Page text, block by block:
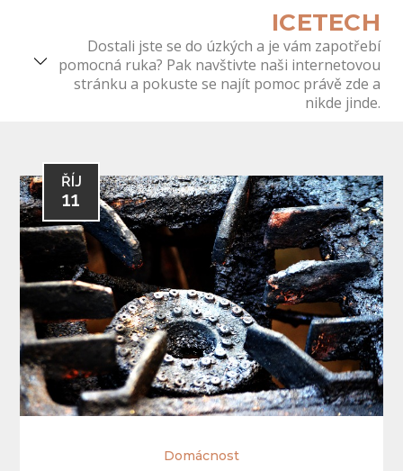
content
ICETECH
Dostali jste se do úzkých a je vám zapotřebí
pomocná ruka? Pak navštivte naši internetovou
stránku a pokuste se najít pomoc právě zde a
nikde jinde.
ŘÍJ
11
Domácnost